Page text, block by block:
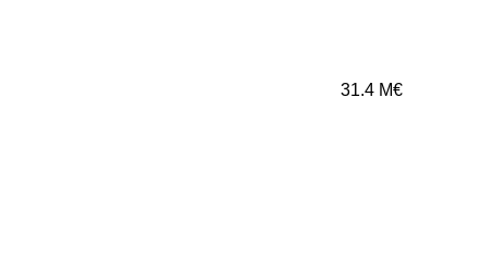
31.4 M€